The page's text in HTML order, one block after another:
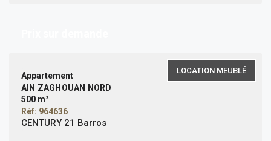
LOCATION MEUBLÉ
Appartement
AIN ZAGHOUAN NORD
500 m²
Réf: 964636
CENTURY 21 Barros